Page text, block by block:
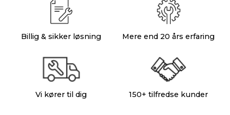
Billig & sikker løsning Mere end 20 års erfaring
Vi kører til dig 150+ tilfredse kunder